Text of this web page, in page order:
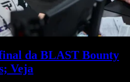
da BLAST Bounty
Veja